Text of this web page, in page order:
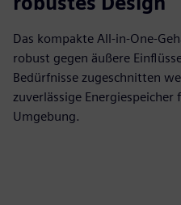
Das kompakte All-in-One-
robust gegen äußere
Bedürfnisse zugeschnitten
zuverlässige
Umgebung.